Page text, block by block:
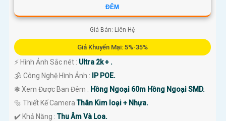
ĐÊM
Giá Bán: Liên Hệ
Giá Khuyến Mại: 5%-35%
️⚡ Hình Ảnh Sắc nét : Ultra 2k + .
🕉️ Công Nghệ Hình Ảnh :
IP POE.
❃ Xem Được Ban Đêm : Hồng Ngoại 60m Hồng Ngoại SMD.
🔩 Thiết Kế CameraThân Kim loại + Nhựa.
️✔️ Khả Năng :Thu Âm Và Loa.